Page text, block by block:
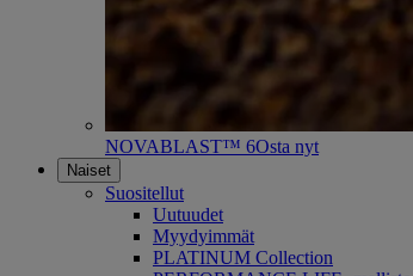
NOVABLAST™ 6Osta nyt
Naiset
Suositellut
Uutuudet
Myydyimmät
PLATINUM Collection